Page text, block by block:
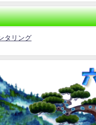
タリング